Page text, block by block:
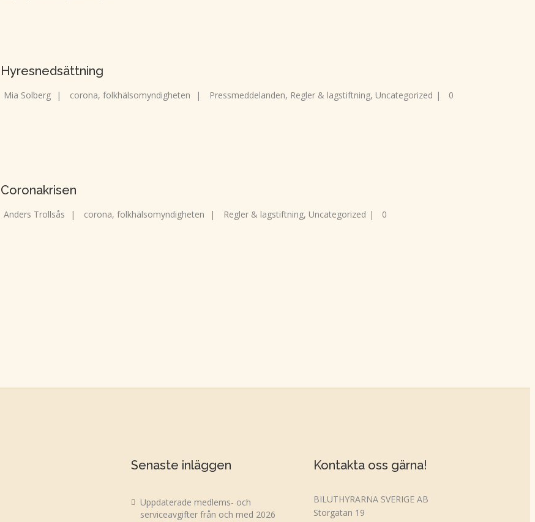
Hyresnedsättning
Mia Solberg | corona, folkhälsomyndigheten | Pressmeddelanden, Regler & lagstiftning, Uncategorized | 0
Coronakrisen
Anders Trollsås | corona, folkhälsomyndigheten | Regler & lagstiftning, Uncategorized | 0
Senaste inläggen
Uppdaterade medlems- och
serviceavgifter från och med 2026
Kontakta oss gärna!
BILUTHYRARNA SVERIGE AB
Storgatan 19